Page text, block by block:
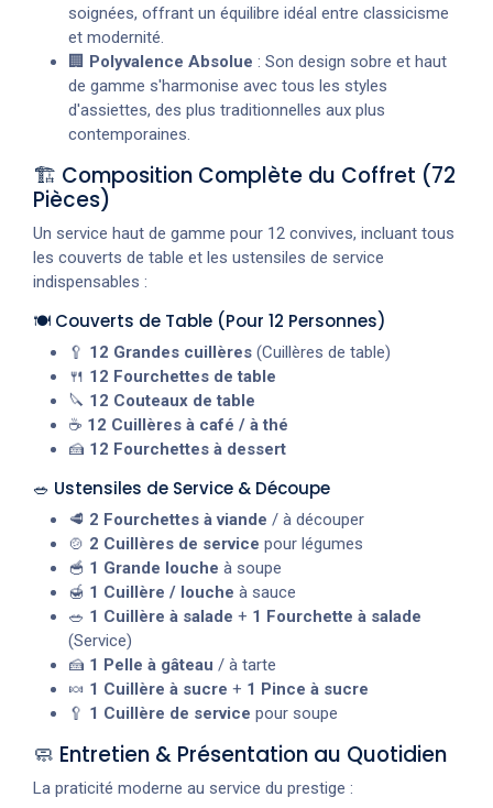
soignées, offrant un équilibre idéal entre classicisme
et modernité.
🏢 Polyvalence Absolue : Son design sobre et haut
de gamme s'harmonise avec tous les styles
d'assiettes, des plus traditionnelles aux plus
contemporaines.
🏗️ Composition Complète du Coffret (72
Pièces)
Un service haut de gamme pour 12 convives, incluant tous
les couverts de table et les ustensiles de service
indispensables :
🍽️ Couverts de Table (Pour 12 Personnes)
🥄 12 Grandes cuillères (Cuillères de table)
🍴 12 Fourchettes de table
🔪 12 Couteaux de table
☕ 12 Cuillères à café / à thé
🍰 12 Fourchettes à dessert
🥗 Ustensiles de Service & Découpe
🥩 2 Fourchettes à viande / à découper
🍲 2 Cuillères de service pour légumes
🥣 1 Grande louche à soupe
🍯 1 Cuillère / louche à sauce
🥗 1 Cuillère à salade + 1 Fourchette à salade
(Service)
🍰 1 Pelle à gâteau / à tarte
🍬 1 Cuillère à sucre + 1 Pince à sucre
🥄 1 Cuillère de service pour soupe
🧼 Entretien & Présentation au Quotidien
La praticité moderne au service du prestige :